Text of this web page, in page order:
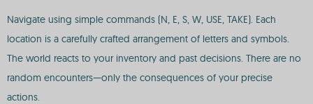
Navigate using simple commands (N, E, S, W, USE, TAKE). Each
location is a carefully crafted arrangement of letters and symbols.
The world reacts to your inventory and past decisions. There are no
random encounters—only the consequences of your precise
actions.